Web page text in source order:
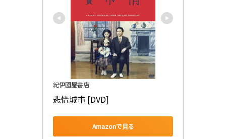
紀伊國屋書店
悲情城市 [DVD]
Amazonで見る